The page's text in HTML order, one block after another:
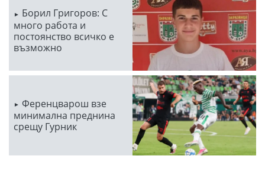
Борил Григоров: С
много работа и
постоянство всичко е
възможно
Ференцварош взе
минимална преднина
срещу Гурник